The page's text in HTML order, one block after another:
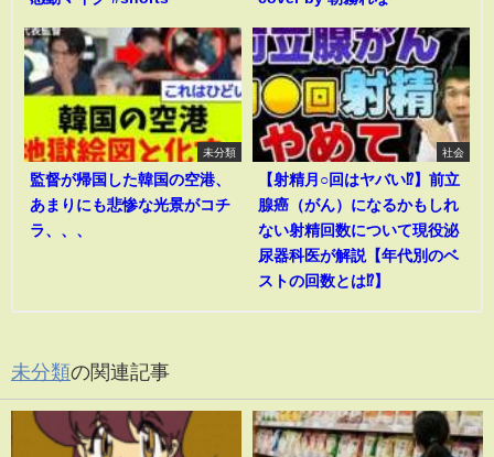
未分類
監督が帰国した韓国の空港、
あまりにも悲惨な光景がコチ
ラ、、、
社会
【射精月○回はヤバい⁉︎】前立
腺癌（がん）になるかもしれ
ない射精回数について現役泌
尿器科医が解説【年代別のベ
ストの回数とは⁉︎】
未分類の関連記事